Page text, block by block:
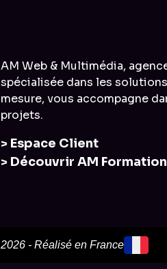
AM Web & Multimédia,
spécialisée dans les
mesure, vous accompagne
projets.
> Espace Client
> Découvrir AM Formation
2026 - Réalisé en France